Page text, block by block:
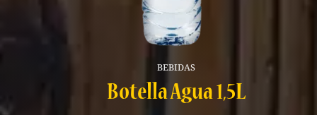
BEBIDAS
Botella Agua 1,5L